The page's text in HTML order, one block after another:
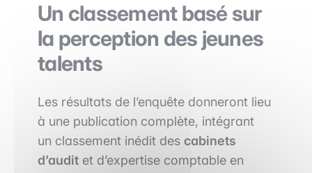
Un classement basé sur
la perception des jeunes
talents
Les résultats de l’enquête donneront lieu
à une publication complète, intégrant
un classement inédit des cabinets
d’audit et d’expertise comptable en